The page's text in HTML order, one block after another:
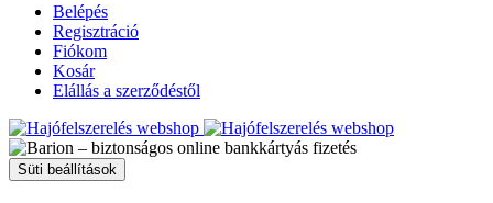
Belépés
Regisztráció
Fiókom
Kosár
Elállás a szerződéstől
Süti beállítások